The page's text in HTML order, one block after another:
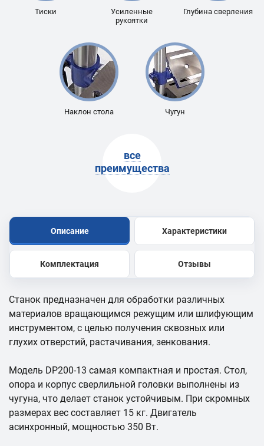
Тиски
Усиленные
рукоятки
Глубина сверления
Наклон стола Чугун
все
преимущества
Описание Характеристики
Комплектация Отзывы
Станок предназначен для обработки различных
материалов вращающимся режущим или шлифующим
инструментом, с целью получения сквозных или
глухих отверстий, растачивания, зенкования.
Модель DP200-13 самая компактная и простая. Стол,
опора и корпус сверлильной головки выполнены из
чугуна, что делает станок устойчивым. При скромных
размерах вес составляет 15 кг. Двигатель
асинхронный, мощностью 350 Вт.